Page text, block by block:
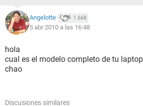
Angelotte 1.668
5 abr 2010 a las 16:48
hola
cual es el modelo completo de tu
chao
Discusiones similares